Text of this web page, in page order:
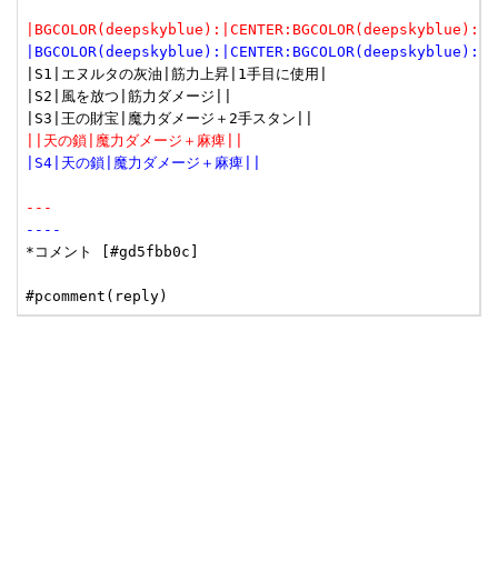
|BGCOLOR(deepskyblue):|CENTER:BGCOLOR(deepskyblue):
|BGCOLOR(deepskyblue):|CENTER:BGCOLOR(deepskyblue):
|S1|エヌルタの灰油|筋力上昇|1手目に使用|
|S2|風を放つ|筋力ダメージ||
||天の鎖|魔力ダメージ＋麻痺||
|S4|天の鎖|魔力ダメージ＋麻痺||
---
----
*コメント [#gd5fbb0c]